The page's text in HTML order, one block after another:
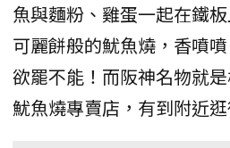
魚與麵粉、雞蛋一起在鐵
可麗餅般的魷魚燒，香噴
欲罷不能！而阪神名物就
魷魚燒專賣店，有到附近